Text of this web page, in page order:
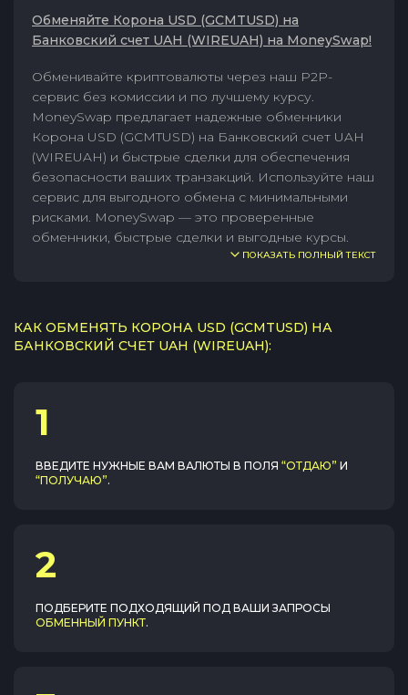
Обменяйте Корона USD (GCMTUSD) на
Банковский счет UAH (WIREUAH) на MoneySwap!
Обменивайте криптовалюты через наш P2P-
сервис без комиссии и по лучшему курсу.
MoneySwap предлагает надежные обменники
Корона USD (GCMTUSD) на Банковский счет UAH
(WIREUAH) и быстрые сделки для обеспечения
безопасности ваших транзакций. Используйте наш
сервис для выгодного обмена с минимальными
рисками. MoneySwap — это проверенные
обменники, быстрые сделки и выгодные курсы.
ПОКАЗАТЬ ПОЛНЫЙ ТЕКСТ
КАК ОБМЕНЯТЬ КОРОНА USD (GCMTUSD) НА
БАНКОВСКИЙ СЧЕТ UAH (WIREUAH):
1
ВВЕДИТЕ НУЖНЫЕ ВАМ ВАЛЮТЫ В ПОЛЯ “ОТДАЮ” И
“ПОЛУЧАЮ”.
2
ПОДБЕРИТЕ ПОДХОДЯЩИЙ ПОД ВАШИ ЗАПРОСЫ
ОБМЕННЫЙ ПУНКТ.